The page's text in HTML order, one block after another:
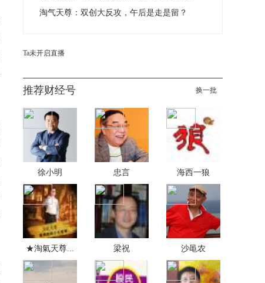
淘气天尊：双创大反攻，午后是走是留？
Ta未开启直播
推荐财经号 换一批
徐小明 忠言 海西一狼
★淘氣天尊... 梁祝 沙黾农